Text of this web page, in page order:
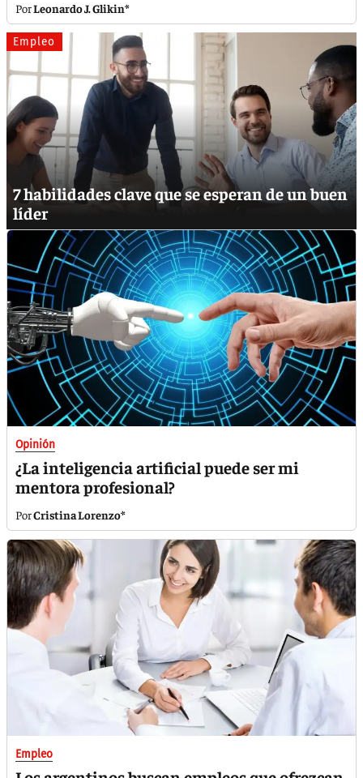
Leonardo J. Glikin*
Empleo
7 habilidades clave que se esperan de un buen
líder
Opinión
¿La inteligencia artificial puede ser mi
mentora profesional?
Cristina Lorenzo*
Empleo